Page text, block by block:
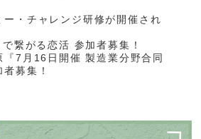
ー・チャレンジ研修が開催され
繋がる恋活 参加者募集！
『7月16日開催 製造業分野合同
募集！